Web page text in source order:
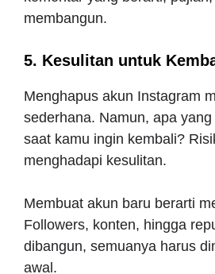
membangun.
5. Kesulitan untuk
Menghapus akun Instagram
sederhana. Namun, apa
saat kamu ingin kembali?
menghadapi kesulitan.
Membuat akun baru berarti
Followers, konten, hingga
dibangun, semuanya harus
awal.